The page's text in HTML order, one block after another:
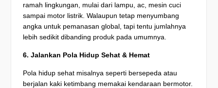
ramah lingkungan, mulai dari lampu, ac, mesin cuci
sampai motor listrik. Walaupun tetap menyumbang
angka untuk pemanasan global, tapi tentu jumlahnya
lebih sedikit dibanding produk pada umumnya.
6. Jalankan Pola Hidup Sehat & Hemat
Pola hidup sehat misalnya seperti bersepeda atau
berjalan kaki ketimbang memakai kendaraan bermotor.